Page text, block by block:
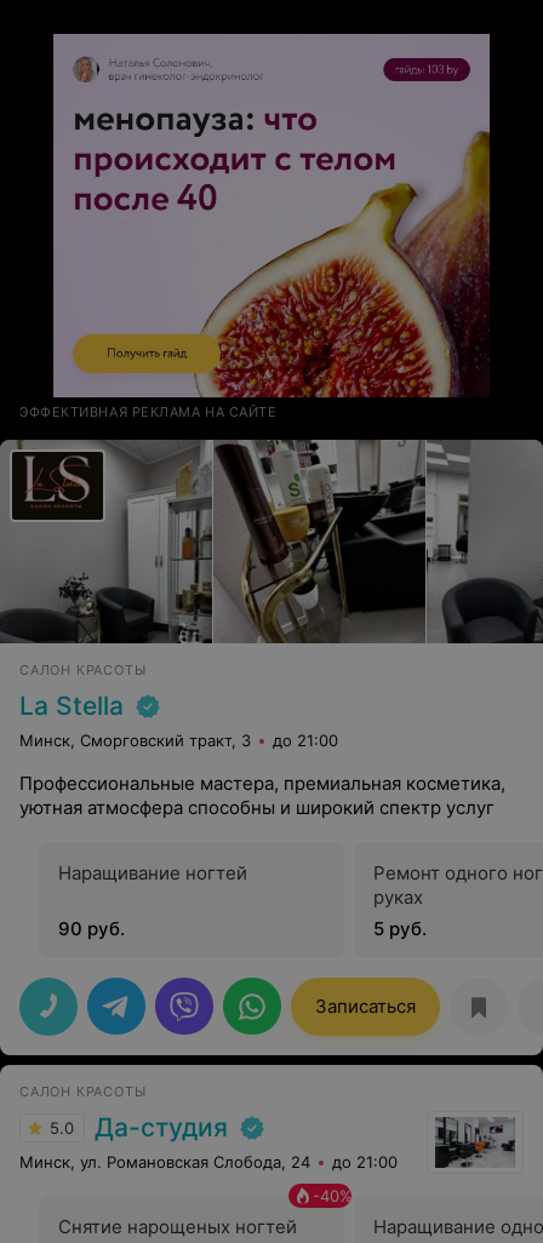
ЭФФЕКТИВНАЯ РЕКЛАМА НА САЙТЕ
САЛОН КРАСОТЫ
La Stella
Минск, Сморговский тракт, 3 до 21:00
Профессиональные мастера, премиальная косметика,
уютная атмосфера способны и широкий спектр услуг
Наращивание ногтей
90 руб.
Ремонт одного
руках
5 руб.
Записаться
САЛОН КРАСОТЫ
5.0 Да-студия
Минск, ул. Романовская Слобода, 24 до 21:00
Снятие нарощеных ногтей
-40%
Наращивание